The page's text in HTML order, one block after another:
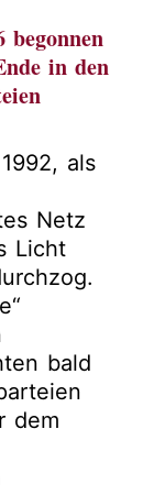
begonnen
in den
als
Netz
Licht
bald
dem